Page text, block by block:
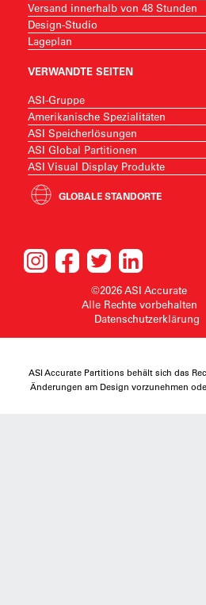
Versand innerhalb von 48 Stunden
Design-Studio
Lageplan
VERWANDTE SEITEN
ASI-Gruppe
Amerikanische Spezialitäten
ASI Speicherlösungen
ASI Global Partitionen
ASI Visual Display Produkte
GLOBALE STANDORTE
©2026 ASI Accurate
Alle Rechte vorbehalten
Datenschutzerklärung
ASI Accurate Partitions behält sich das
Änderungen am Design vorzunehmen